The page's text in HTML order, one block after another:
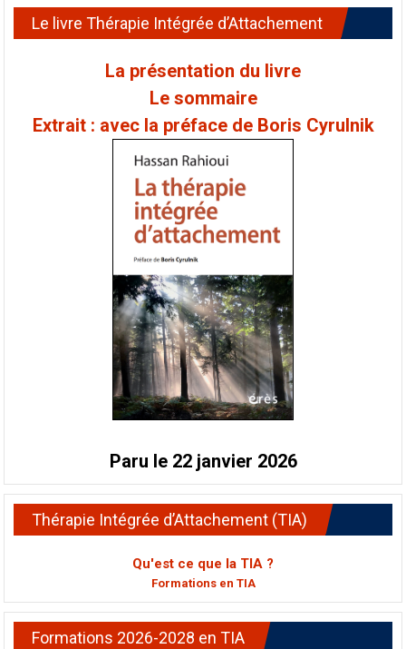
Le livre Thérapie Intégrée d’Attachement
La présentation du livre
Le sommaire
Extrait : avec la préface de Boris Cyrulnik
Paru le 22 janvier 2026
Thérapie Intégrée d’Attachement (TIA)
Qu'est ce que la TIA ?
Formations en TIA
Formations 2026-2028 en TIA